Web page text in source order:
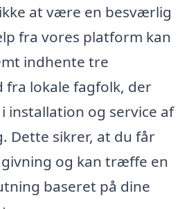
at være en besværlig
fra vores platform kan
indhente tre
fra lokale fagfolk, der
installation og service af
Dette sikrer, at du får
og kan træffe en
baseret på dine